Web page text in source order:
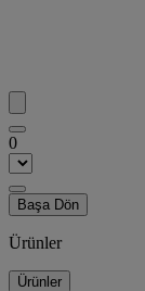
0
Başa Dön
Ürünler
Ürünler